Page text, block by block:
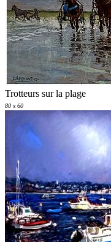
Trotteurs sur la plage
80 x 60